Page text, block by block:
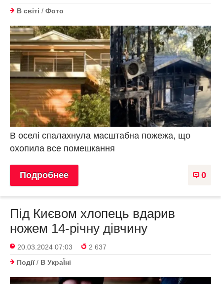
В світі / Фото
В оселі спалахнула масштабна пожежа, що
охопила все помешкання
0
Подробнее
Під Києвом хлопець вдарив
ножем 14-річну дівчину
20.03.2024 07:03
2 637
Події/ В УкраЇнi